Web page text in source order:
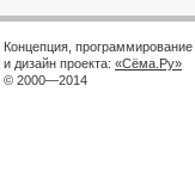
Концепция, программирование
и дизайн проекта: «Сёма.Ру»
© 2000—2014